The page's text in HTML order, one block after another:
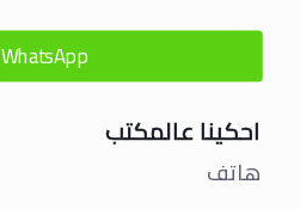
WhatsApp
احكينا عالمكتب
هاتف